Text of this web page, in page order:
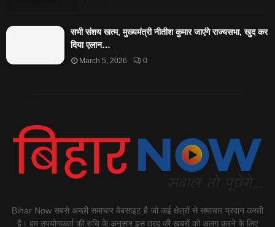
सभी संशय खत्म, मुख्यमंत्री नीतीश कुमार जाएंगे राज्यसभा, खुद कर
दिया एलान…
March 5, 2026 0
Bihar Now सबसे अच्छी समाचार वेबसाइट है जो कई क्षेत्रों से समाचार प्रदान करती
है। हम उपयोगकर्ता की रुचि के अनुसार इस तरह की खबरों को अलग करने के लिए